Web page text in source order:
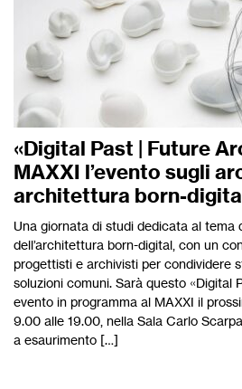
«Digital Past | Future
MAXXI l’evento sugli
architettura born-
Una giornata di studi dedicata al tema
dell’architettura born-digital, con un
progettisti e archivisti per condividere
soluzioni comuni. Sarà questo «Digital
evento in programma al MAXXI il
9.00 alle 19.00, nella Sala Carlo
a esaurimento […]